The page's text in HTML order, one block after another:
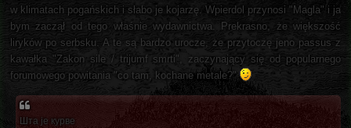
w klimatach pogańskich i słabo je kojarzę. Wpierdol przynosi "Magla" i ja
bym zaczął od tego właśnie wydawnictwa. Prekrasno, że większość
liryków po serbsku. A te są bardzo urocze, że przytoczę jeno passus z
kawałka "Zakon sile / trijumf smrti", zaczynający się od popularnego
forumowego powitania "co tam, kochane metale?"
Шта је курве